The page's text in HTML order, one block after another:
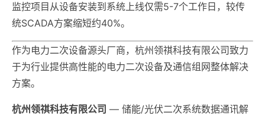
监控项目从设备安装到系统上线仅需5-7个工作日，较传
统SCADA方案缩短约40%。
作为电力二次设备源头厂商，杭州领祺科技有限公司致力
于为行业提供高性能的电力二次设备及通信组网整体解决
方案。
杭州领祺科技有限公司 — 储能/光伏二次系统数据通讯解